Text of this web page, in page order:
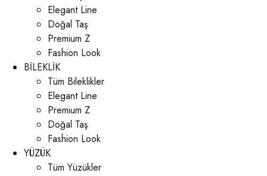
Elegant Line
Doğal Taş
Premium Z
Fashion Look
BİLEKLİK
Tüm Bileklikler
Elegant Line
Premium Z
Doğal Taş
Fashion Look
YÜZÜK
Tüm Yüzükler